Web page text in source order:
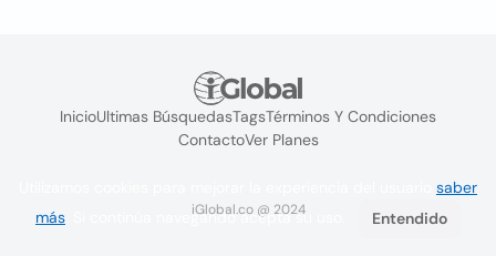
InicioUltimas BúsquedasTagsTérminos Y Condiciones
ContactoVer Planes
iGlobal.co @ 2024
saber
más . Si continúa navegando acepta su uso. Entendido